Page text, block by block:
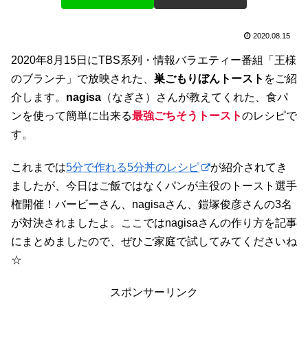
2020.08.15
2020年8月15日にTBS系列・情報バラエティー番組「王様
のブランチ」で放映された、 巣ごもりぼんトースト をご紹
介します。 nagisa （なぎさ）さんが教えてくれた、食パ
ンを使って簡単に出来る最強ごちそうトーストのレシピで
す。
これまでは5分で作れる5分丼のレシピ
が紹介されてき
ましたが、今日はご飯ではなくパンが主役のトースト選手
権開催！バービーさん、nagisaさん、鎧塚俊彦さんの3名
が対決されましたよ。ここではnagisaさんの作り方を記事
にまとめましたので、ぜひご家庭で試してみてくださいね
☆
スポンサーリンク